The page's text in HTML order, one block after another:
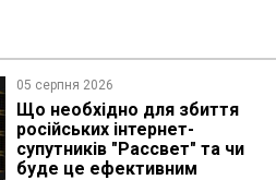
05 серпня 2026
Що необхідно для збиття
російських інтернет-
супутників "Рассвет" та чи
буде це ефективним